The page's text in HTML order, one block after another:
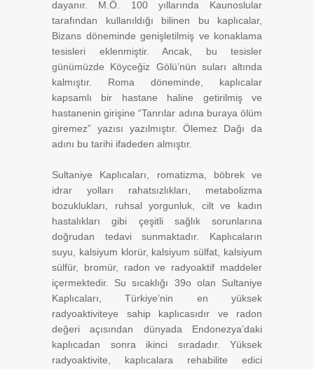
dayanır. M.Ö. 100 yıllarında Kaunoslular
tarafından kullanıldığı bilinen bu kaplıcalar,
Bizans döneminde genişletilmiş ve konaklama
tesisleri eklenmiştir. Ancak, bu tesisler
günümüzde Köyceğiz Gölü’nün suları altında
kalmıştır. Roma döneminde, kaplıcalar
kapsamlı bir hastane haline getirilmiş ve
hastanenin girişine “Tanrılar adına buraya ölüm
giremez” yazısı yazılmıştır. Ölemez Dağı da
adını bu tarihi ifadeden almıştır.
Sultaniye Kaplıcaları, romatizma, böbrek ve
idrar yolları rahatsızlıkları, metabolizma
bozuklukları, ruhsal yorgunluk, cilt ve kadın
hastalıkları gibi çeşitli sağlık sorunlarına
doğrudan tedavi sunmaktadır. Kaplıcaların
suyu, kalsiyum klorür, kalsiyum sülfat, kalsiyum
sülfür, bromür, radon ve radyoaktif maddeler
içermektedir. Su sıcaklığı 39o olan Sultaniye
Kaplıcaları, Türkiye’nin en yüksek
radyoaktiviteye sahip kaplıcasıdır ve radon
değeri açısından dünyada Endonezya’daki
kaplıcadan sonra ikinci sıradadır. Yüksek
radyoaktivite, kaplıcalara rehabilite edici